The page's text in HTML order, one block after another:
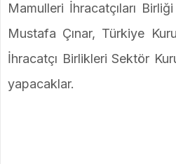
Mamulleri İhracatçıları
Mustafa Çınar, Türkiye
İhracatçı Birlikleri Sektör
yapacaklar.